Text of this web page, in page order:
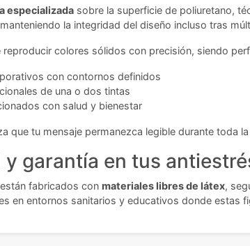
especializada sobre la superficie de poliuretano,
la integridad del diseño incluso tras
reproducir colores sólidos con precisión, siendo
con contornos definidos
de una o dos tintas
con salud y bienestar
que tu mensaje permanezca legible durante toda
y garantía en tus
fabricados con materiales libres de látex,
en entornos sanitarios y educativos donde estas